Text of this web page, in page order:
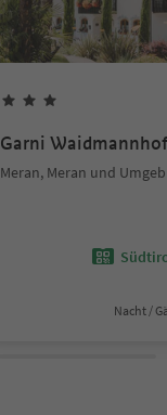
Garni Waidmannhof
Meran, Meran und
Nacht /